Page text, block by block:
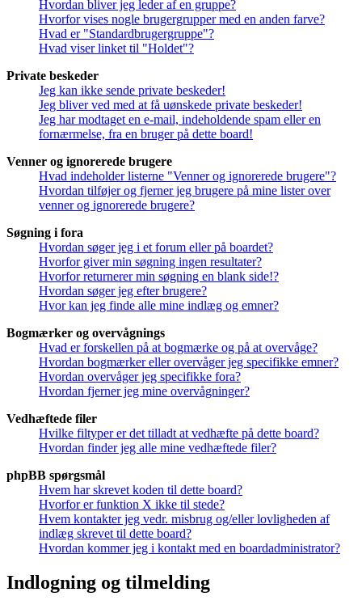
Hvordan bliver jeg leder af en gruppe?
Hvorfor vises nogle brugergrupper med en anden farve?
Hvad er "Standardbrugergruppe"?
Hvad viser linket til "Holdet"?
Private beskeder
Jeg kan ikke sende private beskeder!
Jeg bliver ved med at få uønskede private beskeder!
Jeg har modtaget en e-mail, indeholdende spam eller en
fornærmelse, fra en bruger på dette board!
Venner og ignorerede brugere
Hvad indeholder listerne "Venner og ignorerede brugere"?
Hvordan tilføjer og fjerner jeg brugere på mine lister over
venner og ignorerede brugere?
Søgning i fora
Hvordan søger jeg i et forum eller på boardet?
Hvorfor giver min søgning ingen resultater?
Hvorfor returnerer min søgning en blank side!?
Hvordan søger jeg efter brugere?
Hvor kan jeg finde alle mine indlæg og emner?
Bogmærker og overvågnings
Hvad er forskellen på at bogmærke og på at overvåge?
Hvordan bogmærker eller overvåger jeg specifikke emner?
Hvordan overvåger jeg specifikke fora?
Hvordan fjerner jeg mine overvågninger?
Vedhæftede filer
Hvilke filtyper er det tilladt at vedhæfte på dette board?
Hvordan finder jeg alle mine vedhæftede filer?
phpBB spørgsmål
Hvem har skrevet koden til dette board?
Hvorfor er funktion X ikke til stede?
Hvem kontakter jeg vedr. misbrug og/eller lovligheden af
indlæg skrevet til dette board?
Hvordan kommer jeg i kontakt med en boardadministrator?
Indlogning og tilmelding